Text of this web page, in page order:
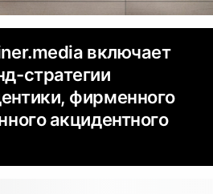
включает
­стратегии
фирменного
акцидентного